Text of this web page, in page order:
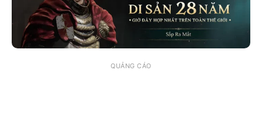
QUẢNG CÁO